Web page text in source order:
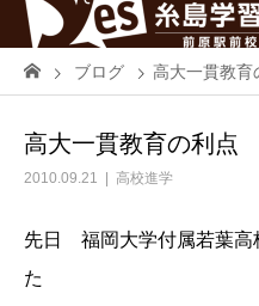
ブログ 高大一貫教育
高大一貫教育の利点
2010.09.21 高校進学
先日 福岡大学付属若葉
た